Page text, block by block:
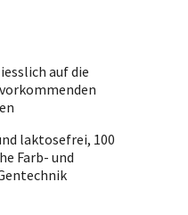
auf die
laktosefrei, 100
Farb- und